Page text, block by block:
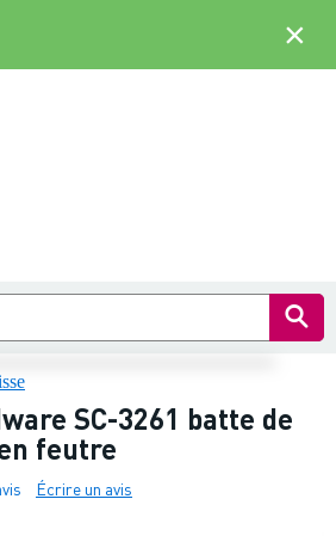
SC-3261 batte de
feutre
Écrire un avis
×